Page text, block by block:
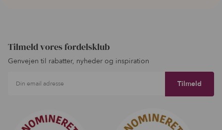
Tilmeld vores fordelsklub
Genvejen til rabatter, nyheder og inspiration
Din email adresse